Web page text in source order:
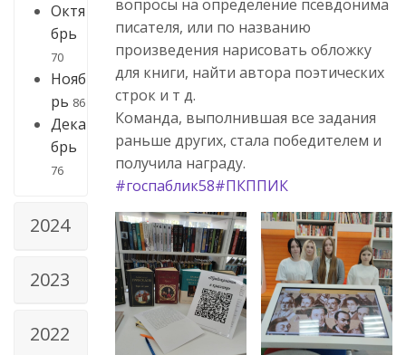
Октя
брь
70
Нояб
рь 86
Дека
брь
76
2024
2023
2022
вопросы на определение псевдонима
писателя, или по названию
произведения нарисовать обложку
для книги, найти автора поэтических
строк и т д.
Команда, выполнившая все задания
раньше других, стала победителем и
получила награду.
#госпаблик58#ПКППИК